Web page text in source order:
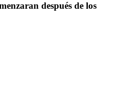
después de los